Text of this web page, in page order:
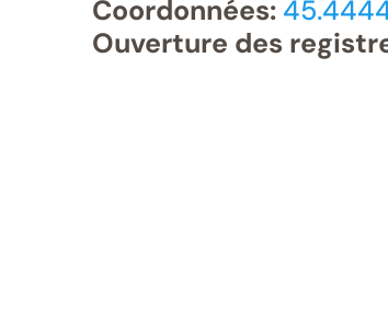
Coordonnées:
Ouverture des